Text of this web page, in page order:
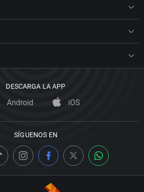
DESCARGA LA APP
Android iOS
SÍGUENOS EN